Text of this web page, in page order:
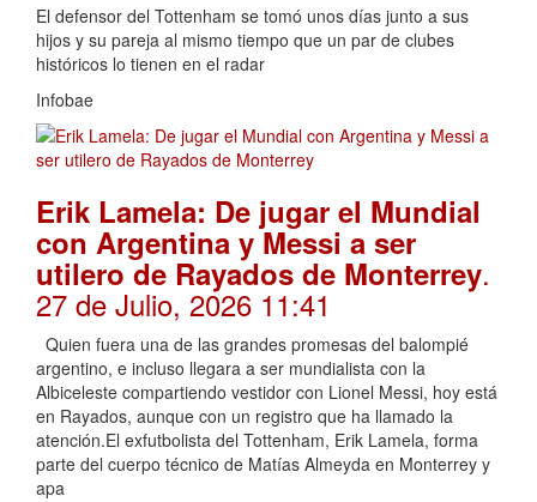
El defensor del Tottenham se tomó unos días junto a sus
hijos y su pareja al mismo tiempo que un par de clubes
históricos lo tienen en el radar
Infobae
Erik Lamela: De jugar el Mundial
con Argentina y Messi a ser
utilero de Rayados de Monterrey.
27 de Julio, 2026 11:41
Quien fuera una de las grandes promesas del balompié
argentino, e incluso llegara a ser mundialista con la
Albiceleste compartiendo vestidor con Lionel Messi, hoy está
en Rayados, aunque con un registro que ha llamado la
atención.El exfutbolista del Tottenham, Erik Lamela, forma
parte del cuerpo técnico de Matías Almeyda en Monterrey y
apa